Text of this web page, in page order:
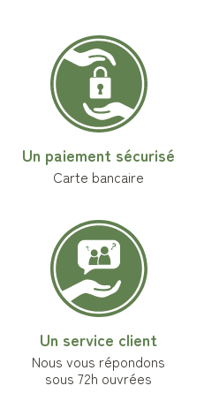
Un paiement sécurisé
Carte bancaire
Un service client
Nous vous répondons
sous 72h ouvrées